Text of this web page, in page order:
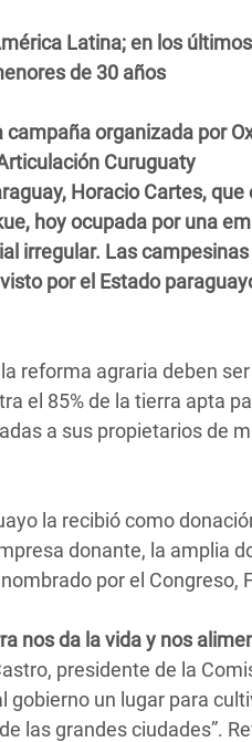
Latina; en los
de 30 años
campaña organizada por
Curuguaty
Horacio Cartes, que
hoy ocupada por una
irregular. Las
por el Estado
reforma agraria deben
el 85% de la tierra apta
a sus propietarios de
la recibió como
donante, la amplia
por el Congreso,
nos da la vida y nos
presidente de la
un lugar para
las grandes ciudades”.